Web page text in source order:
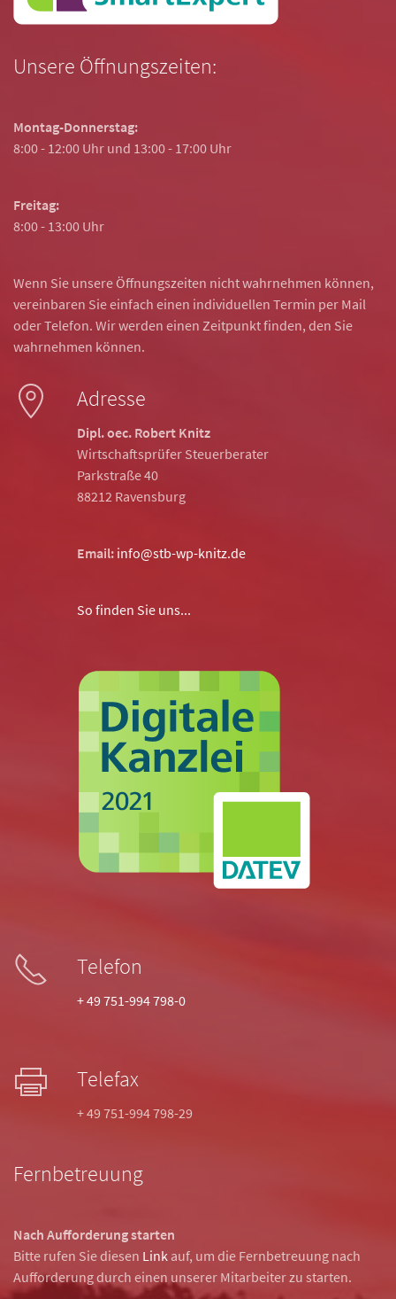
Unsere Öffnungszeiten:
Montag-Donnerstag:
8:00 - 12:00 Uhr und 13:00 - 17:00 Uhr
Freitag:
8:00 - 13:00 Uhr
Wenn Sie unsere Öffnungszeiten nicht wahrnehmen können,
vereinbaren Sie einfach einen individuellen Termin per Mail
oder Telefon. Wir werden einen Zeitpunkt finden, den Sie
wahrnehmen können.
Adresse
Dipl. oec. Robert Knitz
Wirtschaftsprüfer Steuerberater
Parkstraße 40
88212 Ravensburg
Email: info@stb-wp-knitz.de
So finden Sie uns...
Telefon
+ 49 751-994 798-0
Telefax
+ 49 751-994 798-29
Fernbetreuung
Nach Aufforderung starten
Bitte rufen Sie diesen Link auf, um die Fernbetreuung nach
Aufforderung durch einen unserer Mitarbeiter zu starten.